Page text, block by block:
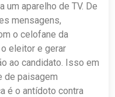
um aparelho de TV. De
mensagens,
o celofane da
o eleitor e gerar
ao candidato. Isso em
de paisagem
é o antídoto contra